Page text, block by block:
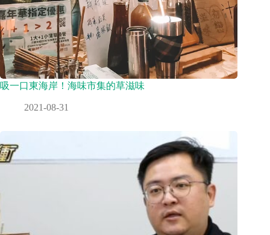
吸一口東海岸！海味市集的草滋味
2021-08-31